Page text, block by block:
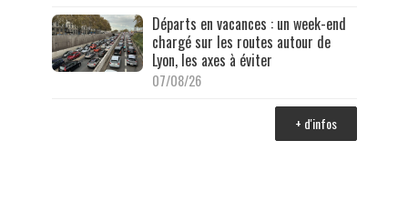
Départs en vacances : un week-end
chargé sur les routes autour de
Lyon, les axes à éviter
07/08/26
+ d'infos